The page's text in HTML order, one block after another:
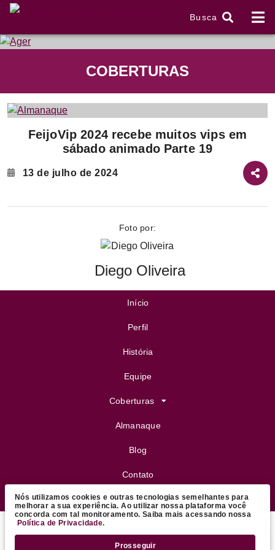
Busca
COBERTURAS
FeijoVip 2024 recebe muitos vips em
sábado animado Parte 19
13 de julho de 2024
Foto por:
Diego Oliveira
Início
Perfil
História
Equipe
Coberturas
Almanaque
Blog
Contato
FeijoVip
2026 Daniel Coutinho - Colunista Social
Nós utilizamos cookies e outras tecnologias semelhantes para
melhorar a sua experiência. Ao utilizar nossa plataforma você
concorda com tal monitoramento. Saiba mais acessando nossa
Política de Privacidade.
Prosseguir